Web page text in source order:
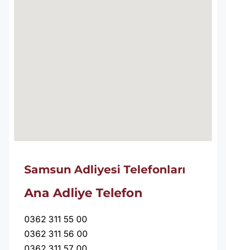
Samsun Adliyesi Telefonları
Ana Adliye Telefon
0362 311 55 00
0362 311 56 00